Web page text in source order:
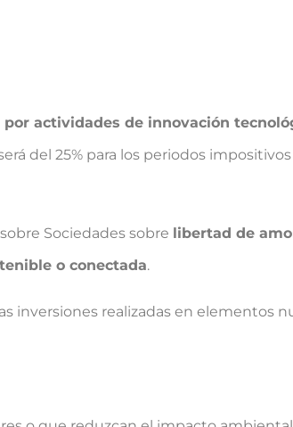
actividades de innovación
del 25% para los periodos
Sociedades sobre libertad de
o conectada.
inversiones realizadas en elementos